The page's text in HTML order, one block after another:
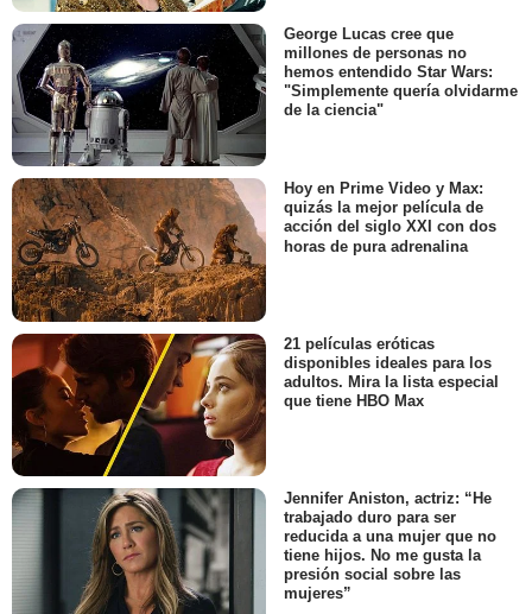
George Lucas cree que
millones de personas no
hemos entendido Star Wars:
"Simplemente quería olvidarme
de la ciencia"
Hoy en Prime Video y Max:
quizás la mejor película de
acción del siglo XXI con dos
horas de pura adrenalina
21 películas eróticas
disponibles ideales para los
adultos. Mira la lista especial
que tiene HBO Max
Jennifer Aniston, actriz: “He
trabajado duro para ser
reducida a una mujer que no
tiene hijos. No me gusta la
presión social sobre las
mujeres”